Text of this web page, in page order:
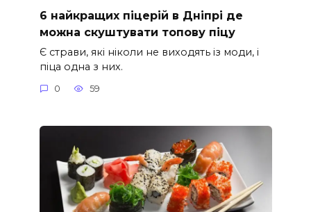
6 найкращих піцерій в Дніпрі де
можна скуштувати топову піцу
Є страви, які ніколи не виходять із моди, і
піца одна з них.
0 59